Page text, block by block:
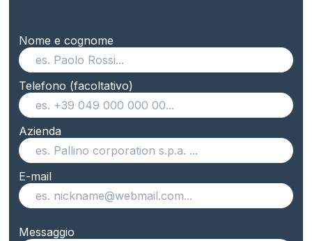
Nome e cognome
Telefono (facoltativo)
Azienda
E-mail
Messaggio